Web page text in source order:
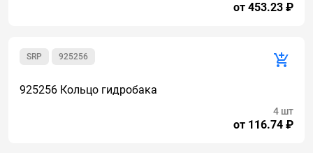
от 453.23 ₽
925256
SRP
925256 Кольцо гидробака
от 116.74 ₽
4 шт